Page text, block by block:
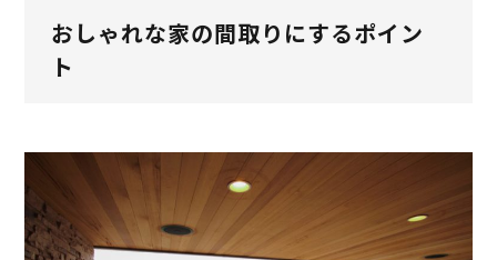
おしゃれな家の間取りにするポイン
ト